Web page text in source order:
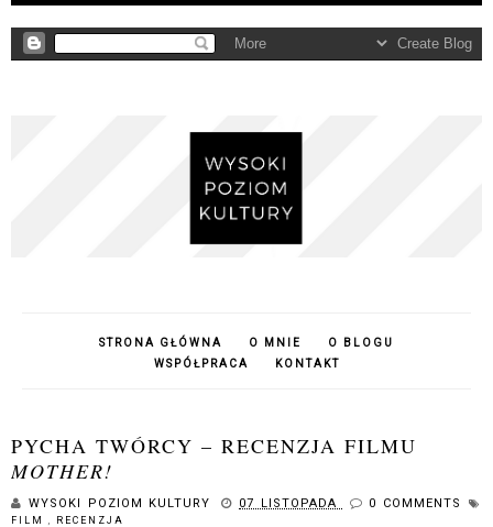
STRONA GŁÓWNA O MNIE
O BLOGU
WSPÓŁPRACA
KONTAKT
PYCHA TWÓRCY – RECENZJA FILMU
MOTHER!
WYSOKI POZIOM KULTURY 07 LISTOPADA 0 COMMENTS
FILM RECENZJA